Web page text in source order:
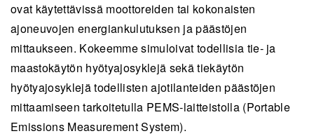
ovat käytettävissä moottoreiden tai kokonaisten
ajoneuvojen energiankulutuksen ja päästöjen
mittaukseen. Kokeemme simuloivat todellisia tie- ja
maastokäytön hyötyajosyklejä sekä tiekäytön
hyötyajosyklejä todellisten ajotilanteiden päästöjen
mittaamiseen tarkoitetulla PEMS-laitteistolla (Portable
Emissions Measurement System).